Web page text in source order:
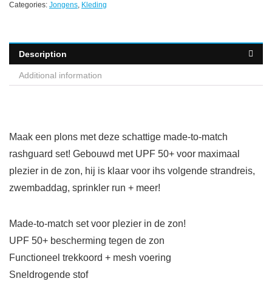
Categories: Jongens, Kleding
Description
Additional information
Maak een plons met deze schattige made-to-match
rashguard set! Gebouwd met UPF 50+ voor maximaal
plezier in de zon, hij is klaar voor ihs volgende strandreis,
zwembaddag, sprinkler run + meer!
Made-to-match set voor plezier in de zon!
UPF 50+ bescherming tegen de zon
Functioneel trekkoord + mesh voering
Sneldrogende stof